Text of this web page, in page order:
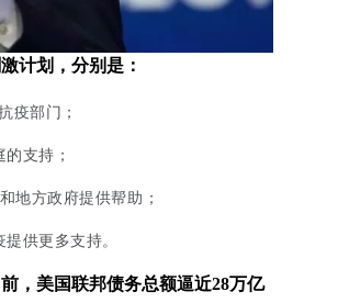
计划，分别是：
疫部门；
支持；
地方政府提供帮助；
供更多支持。
，美国联邦债务总额逼近28万亿